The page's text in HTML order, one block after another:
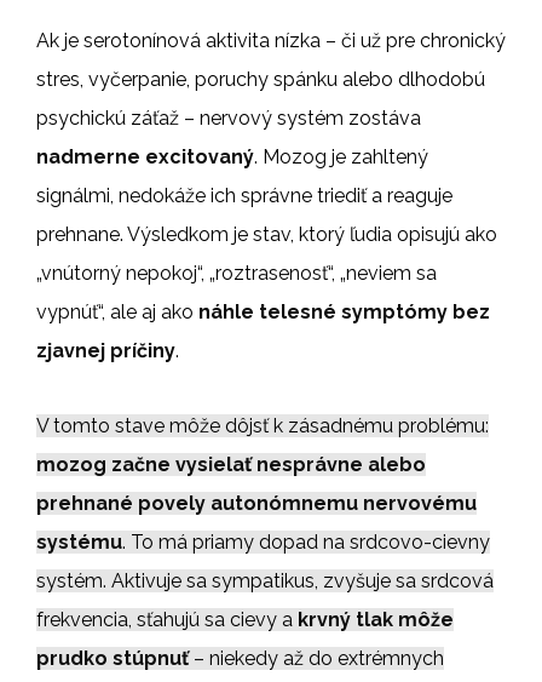
Ak je serotonínová aktivita nízka – či už pre chronický
stres, vyčerpanie, poruchy spánku alebo dlhodobú
psychickú záťaž – nervový systém zostáva
nadmerne excitovaný. Mozog je zahltený
signálmi, nedokáže ich správne triediť a reaguje
prehnane. Výsledkom je stav, ktorý ľudia opisujú ako
„vnútorný nepokoj“, „roztrasenosť“, „neviem sa
vypnúť“, ale aj ako náhle telesné symptómy bez
zjavnej príčiny.
V tomto stave môže dôjsť k zásadnému problému:
mozog začne vysielať nesprávne alebo
prehnané povely autonómnemu nervovému
systému. To má priamy dopad na srdcovo-cievny
systém. Aktivuje sa sympatikus, zvyšuje sa srdcová
frekvencia, sťahujú sa cievy a krvný tlak môže
prudko stúpnuť– niekedy až do extrémnych